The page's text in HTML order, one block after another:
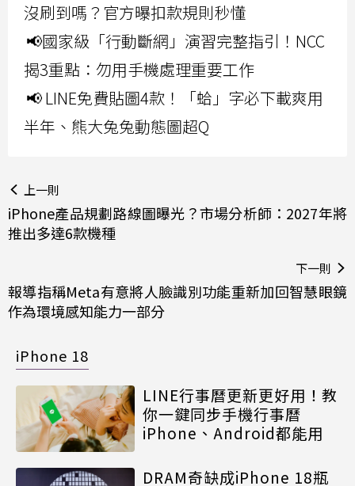
沒刷到嗎？官方曝扣款規則秒懂
📢國家級「行動斷網」演習完整指引！NCC
揭3重點：勿用手機處理重要工作
📢 LINE免費貼圖4款！「蛤」字必下載爽用
半年、熊大兔兔動態圖超Q
上一則
iPhone產品規劃路線圖曝光？市場分析師：2027年將
推出多達6款機種
下一則
報導指稱Meta有意將人臉識別功能重新加回智慧眼鏡
作為環境感知能力一部分
iPhone 18
LINE行事曆更新更好用！教
你一鍵同步手機行事曆
iPhone、Android都能用
DRAM奇缺成iPhone 18瓶